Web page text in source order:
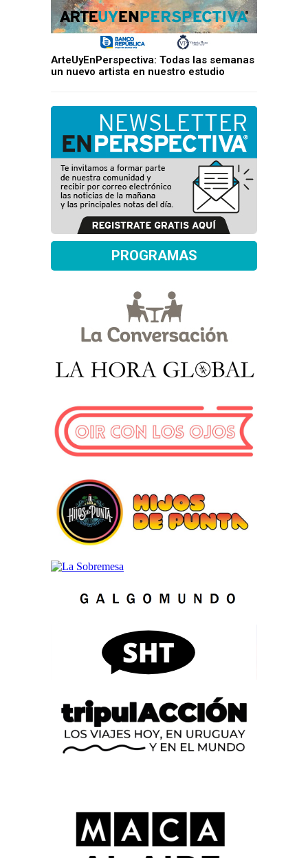
ArteUyEnPerspectiva: Todas las semanas
un nuevo artista en nuestro estudio
PROGRAMAS